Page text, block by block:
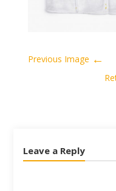
←
Leave a Reply